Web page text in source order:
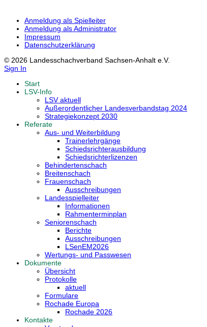
Anmeldung als Spielleiter
Anmeldung als Administrator
Impressum
Datenschutzerklärung
© 2026 Landesschachverband Sachsen-Anhalt e.V.
Sign In
Start
LSV-Info
LSV aktuell
Außerordentlicher Landesverbandstag 2024
Strategiekonzept 2030
Referate
Aus- und Weiterbildung
Trainerlehrgänge
Schiedsrichterausbildung
Schiedsrichterlizenzen
Behindertenschach
Breitenschach
Frauenschach
Ausschreibungen
Landesspielleiter
Informationen
Rahmenterminplan
Seniorenschach
Berichte
Ausschreibungen
LSenEM2026
Wertungs- und Passwesen
Dokumente
Übersicht
Protokolle
aktuell
Formulare
Rochade Europa
Rochade 2026
Kontakte